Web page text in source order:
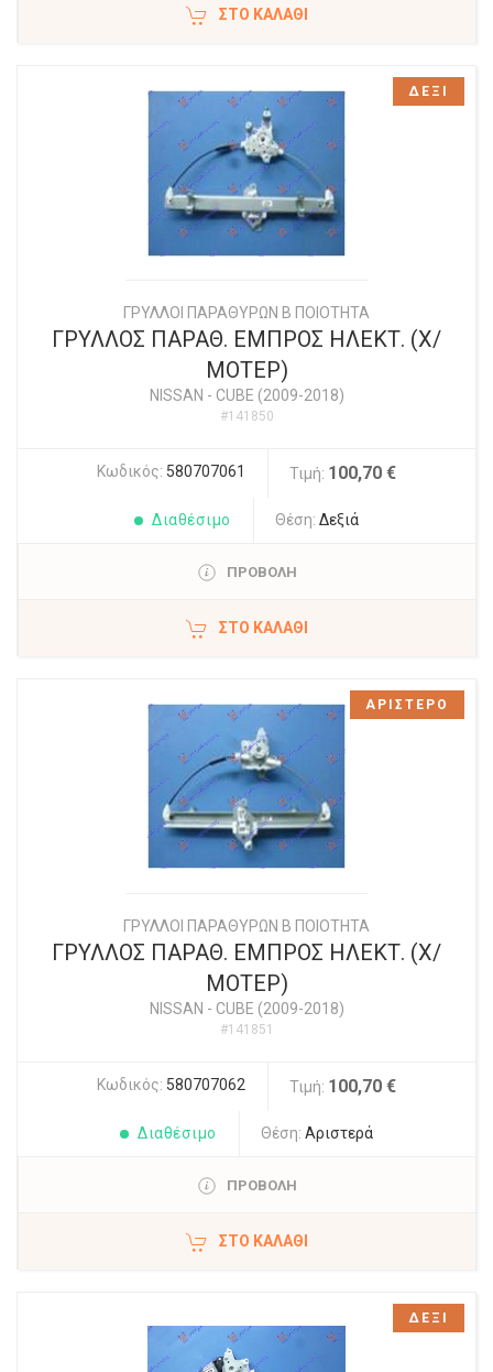
ΣΤΟ ΚΑΛΆΘΙ
ΓΡΥΛΛΟΙ ΠΑΡΑΘΥΡΩΝ Β ΠΟΙΟΤΗΤΑ
ΓΡΥΛΛΟΣ ΠΑΡΑΘ. ΕΜΠΡΟΣ ΗΛΕΚΤ. (Χ/
ΜΟΤΕΡ)
NISSAN - CUBE (2009-2018)
#141850
Κωδικός: 580707061 Τιμή: 100,70 €
Διαθέσιμο Θέση: Δεξιά
ΠΡΟΒΟΛΗ
ΣΤΟ ΚΑΛΆΘΙ
ΔΕΞΙ
ΓΡΥΛΛΟΙ ΠΑΡΑΘΥΡΩΝ Β ΠΟΙΟΤΗΤΑ
ΓΡΥΛΛΟΣ ΠΑΡΑΘ. ΕΜΠΡΟΣ ΗΛΕΚΤ. (Χ/
ΜΟΤΕΡ)
NISSAN - CUBE (2009-2018)
#141851
Κωδικός: 580707062 Τιμή: 100,70 €
Διαθέσιμο Θέση: Αριστερά
ΠΡΟΒΟΛΗ
ΣΤΟ ΚΑΛΆΘΙ
ΑΡΙΣΤΕΡΟ
ΔΕΞΙ